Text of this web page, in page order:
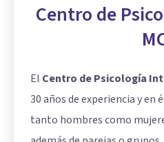
Centro de
El Centro de Psicología
30 años de experiencia y en
tanto hombres como